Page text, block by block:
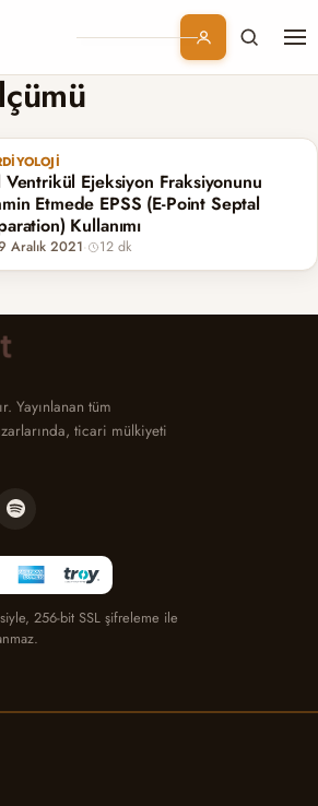
Branşlar
Konular
Kurumsal
Abonelik
Ventrikül Ejeksiyon Fraksiyonunu
Etmede EPSS (E-Point Septal
Kullanımı
Aralık 2021· 12 dk
Yayınlanan tüm
ticari mülkiyeti
256-bit SSL şifreleme ile